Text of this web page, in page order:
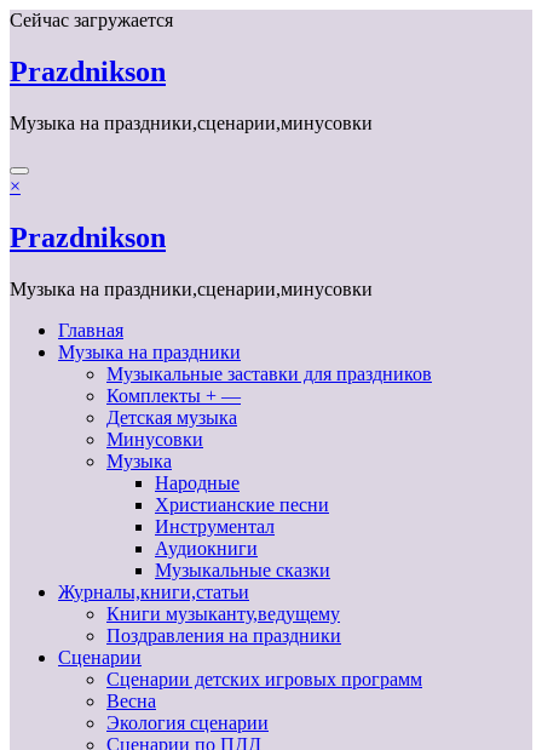
Перейти
содержимому
Сейчас загружается
Prazdnikson
Музыка на праздники,сценарии,минусовки
×
Prazdnikson
Музыка на праздники,сценарии,минусовки
Главная
Музыка на праздники
Музыкальные заставки для праздников
Комплекты + —
Детская музыка
Минусовки
Музыка
Народные
Христианские песни
Инструментал
Аудиокниги
Музыкальные сказки
Журналы,книги,статьи
Книги музыканту,ведущему
Поздравления на праздники
Сценарии
Сценарии детских игровых программ
Весна
Экология сценарии
Сценарии по ПДД